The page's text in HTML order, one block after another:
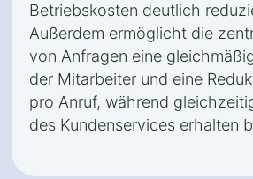
Betriebskosten deutlich
Außerdem ermöglicht die
von Anfragen eine
der Mitarbeiter und eine
pro Anruf, während
des Kundenservices erhalten